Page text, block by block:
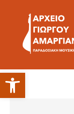
Ανοίξτε τη γραμμή εργαλείων